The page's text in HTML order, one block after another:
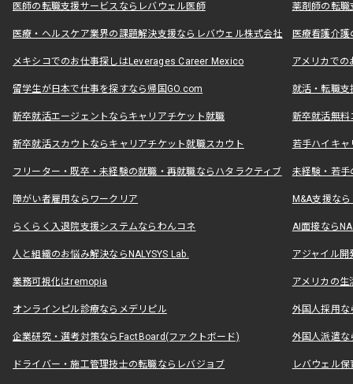
医師の転職支援サービスならレバウェル医師 薬剤師の転
医療・ヘルスケア業界の課題解決支援ならレバウェル株式会社 医療看護介
メキシコでのお仕事探しはLeverages Career Mexico アメリカで
留学生が日本で仕事を探すなら帰国GO.com 就活・転職
新卒就活エージェントならキャリアチケット就職 新卒就活無料
新卒就活スカウトならキャリアチケット就職スカウト 若手ハイキ
フリーター・既卒・未経験の就職・再就職ならハタラクティブ 未経験・若手
障がい者雇用ならワークリア M&A支援な
らくらく入退院支援システムならわんコネ AI面接なら
人と組織のお悩み解決ならNALYSYS Lab. アジャイル
業務可視化はremopia アメリカの
オンラインピル診療ならメデリピル 外国人採用
企業研究・選考対策ならFactBoard(ファクトボード) 外国人派遣な
ドライバー・施工管理技士の転職ならレバジョブ レバウェル